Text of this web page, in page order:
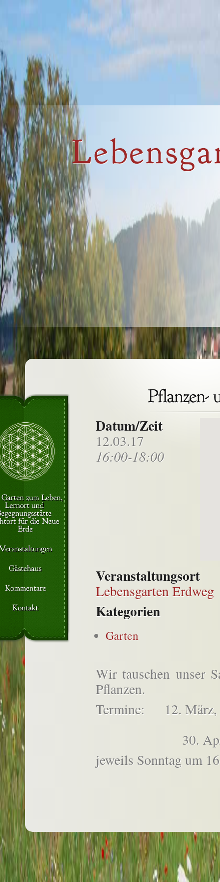
Datum/Zeit
12.03.17
16:00-18:00
Veranstaltungsort
Lebensgarten Erdweg
Kategorien
Garten
Wir tauschen unser
Pflanzen.
Termine: 12.
30. April, vor
jeweils Sonntag um